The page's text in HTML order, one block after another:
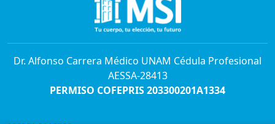
Dr. Alfonso Carrera Médico UNAM Cédula Profesional
AESSA-28413
PERMISO COFEPRIS 203300201A1334